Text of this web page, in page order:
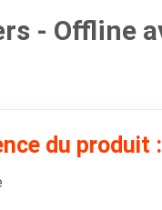
- Offline
du produit